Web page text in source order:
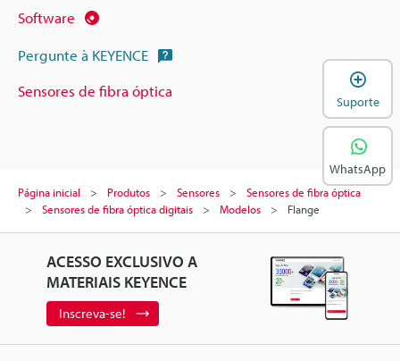
Software
Pergunte à KEYENCE
Sensores de fibra óptica
Página inicial Produtos Sensores
Sensores de fibra óptica
Sensores de fibra óptica digitais
Modelos Flange
ACESSO EXCLUSIVO A
MATERIAIS KEYENCE
Inscreva-se!
Suporte
WhatsApp